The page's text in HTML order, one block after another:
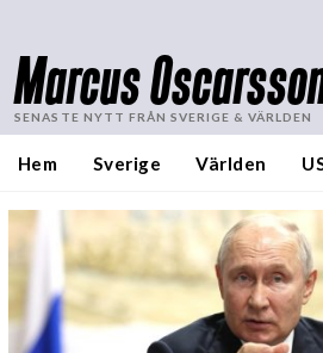
Marcus
SENASTE NYTT FRÅN SVERIGE & VÄRLDEN
Hem Sverige Världen